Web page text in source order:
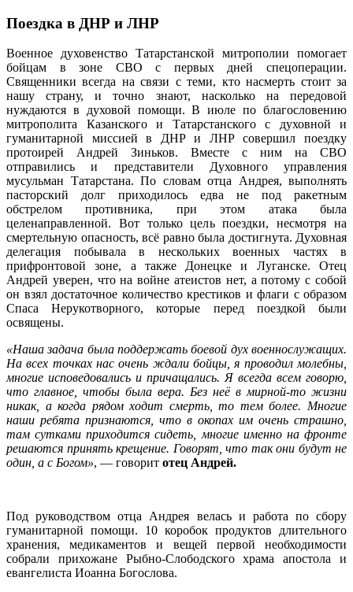
Поездка в ДНР и ЛНР
Военное духовенство Татарстанской митрополии помогает
бойцам в зоне СВО с первых дней спецоперации.
Священники всегда на связи с теми, кто насмерть стоит за
нашу страну, и точно знают, насколько на передовой
нуждаются в духовой помощи. В июле по благословению
митрополита Казанского и Татарстанского с духовной и
гуманитарной миссией в ДНР и ЛНР совершил поездку
протоирей Андрей Зиньков. Вместе с ним на СВО
отправились и представители Духовного управления
мусульман Татарстана. По словам отца Андрея, выполнять
пасторский долг приходилось едва не под ракетным
обстрелом противника, при этом атака была
целенаправленной. Вот только цель поездки, несмотря на
смертельную опасность, всё равно была достигнута. Духовная
делегация побывала в нескольких военных частях в
прифронтовой зоне, а также Донецке и Луганске. Отец
Андрей уверен, что на войне атеистов нет, а потому с собой
он взял достаточное количество крестиков и флаги с образом
Спаса Нерукотворного, которые перед поездкой были
освящены.
«Наша задача была поддержать боевой дух военнослужащих.
На всех точках нас очень ждали бойцы, я проводил молебны,
многие исповедовались и причащались. Я всегда всем говорю,
что главное, чтобы была вера. Без неё в мирной-то жизни
никак, а когда рядом ходит смерть, то тем более. Многие
наши ребята признаются, что в окопах им очень страшно,
там сутками приходится сидеть, многие именно на фронте
решаются принять крещение. Говорят, что так они будут не
один, а с Богом», — говорит отец Андрей.
Под руководством отца Андрея велась и работа по сбору
гуманитарной помощи. 10 коробок продуктов длительного
хранения, медикаментов и вещей первой необходимости
собрали прихожане Рыбно-Слободского храма апостола и
евангелиста Иоанна Богослова.